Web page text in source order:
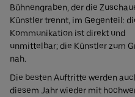
Bühnengraben, der die
Künstler trennt, im Gegenteil:
Kommunikation ist direkt und
unmittelbar; die Künstler zum
nah.
Die besten Auftritte werden
diesem Jahr wieder mit